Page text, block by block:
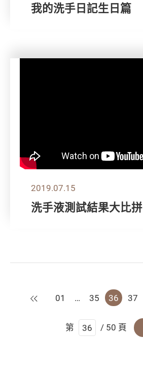
我的洗手日記生日篇
2019.07.15
洗手液測試結果大比拼
上一頁
01 … 35 36 37
第 / 50 頁